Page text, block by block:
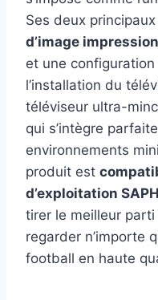
Ses deux
d’image
et une
l’installation du
téléviseur ultra-
qui s’intègre
environnements
produit est
d’exploitation
tirer le meilleur
regarder n’importe
football en haute